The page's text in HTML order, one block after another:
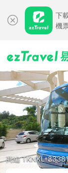
下
機
商編 TKNKL-